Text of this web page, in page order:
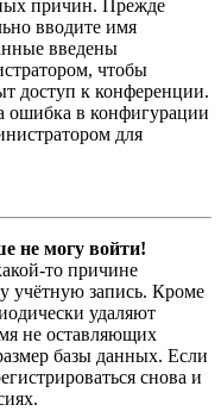
причин. Прежде
вводите имя
введены
чтобы
доступ к конференции.
ошибка в конфигурации
для
не могу войти!
то причине
учётную запись. Кроме
удаляют
не оставляющих
базы данных. Если
снова и